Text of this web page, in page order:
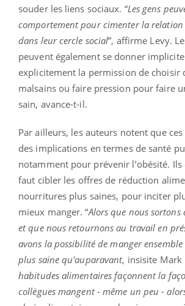
souder les liens sociaux. “Les gens
comportement pour cimenter la
dans leur cercle social”, affirme Levy.
peuvent également se donner
explicitement la permission de choisir
malsains ou faire pression pour faire
sain, avance-t-il.
Par ailleurs, les auteurs notent que
des implications en termes de santé
notamment pour prévenir l’obésité. Ils
faut cibler les offres de réduction
nourritures plus saines, pour inciter
mieux manger. “Alors que nous sortons
et que nous retournons au travail en
avons la possibilité de manger
plus saine qu'auparavant, insisite
habitudes alimentaires façonnent la
collègues mangent - même un peu -